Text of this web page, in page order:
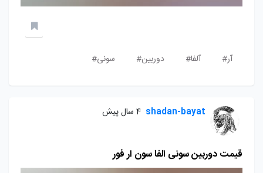
آر# آلفا# دوربین# سونی#
shadan-bayat 4 سال پیش
قیمت دوربین سونی الفا سون ار فور